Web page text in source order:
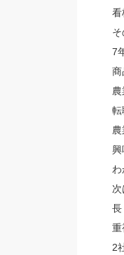
看
7
商
転
興
長
重
2